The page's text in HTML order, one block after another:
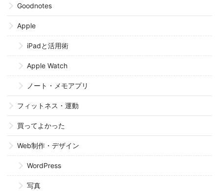
Goodnotes
Apple
iPadと活用術
Apple Watch
ノート・メモアプリ
フィットネス・運動
買ってよかった
Web制作・デザイン
WordPress
写真